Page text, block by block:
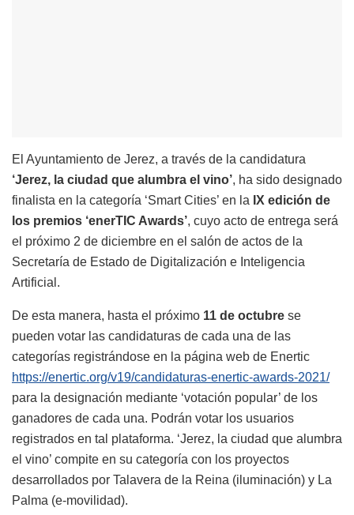
El Ayuntamiento de Jerez, a través de la candidatura
‘Jerez, la ciudad que alumbra el vino’, ha sido designado
finalista en la categoría ‘Smart Cities’ en la IX edición de
los premios ‘enerTIC Awards’, cuyo acto de entrega será
el próximo 2 de diciembre en el salón de actos de la
Secretaría de Estado de Digitalización e Inteligencia
Artificial.
De esta manera, hasta el próximo 11 de octubre se
pueden votar las candidaturas de cada una de las
categorías registrándose en la página web de Enertic
https://enertic.org/v19/candidaturas-enertic-awards-2021/
para la designación mediante ‘votación popular’ de los
ganadores de cada una. Podrán votar los usuarios
registrados en tal plataforma. ‘Jerez, la ciudad que alumbra
el vino’ compite en su categoría con los proyectos
desarrollados por Talavera de la Reina (iluminación) y La
Palma (e-movilidad).